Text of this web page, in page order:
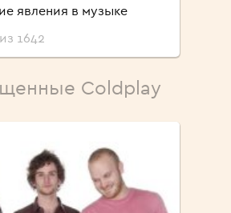
явления в музыке
1642
Coldplay